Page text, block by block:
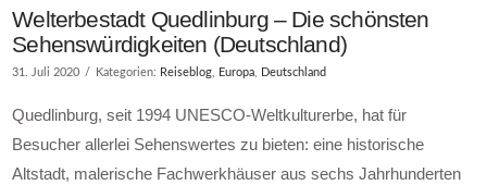
Welterbestadt Quedlinburg – Die schönsten
Sehenswürdigkeiten (Deutschland)
31. Juli 2020 Kategorien: Reiseblog, Europa, Deutschland
Quedlinburg, seit 1994 UNESCO-Weltkulturerbe, hat für
Besucher allerlei Sehenswertes zu bieten: eine historische
Altstadt, malerische Fachwerkhäuser aus sechs Jahrhunderten